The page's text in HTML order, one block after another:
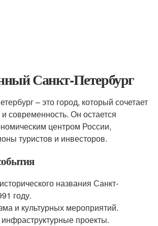
Санкт-Петербург
– это город, который сочетает
современность. Он остается
центром России,
туристов и инвесторов.
названия Санкт-
году.
и культурных мероприятий.
проекты.